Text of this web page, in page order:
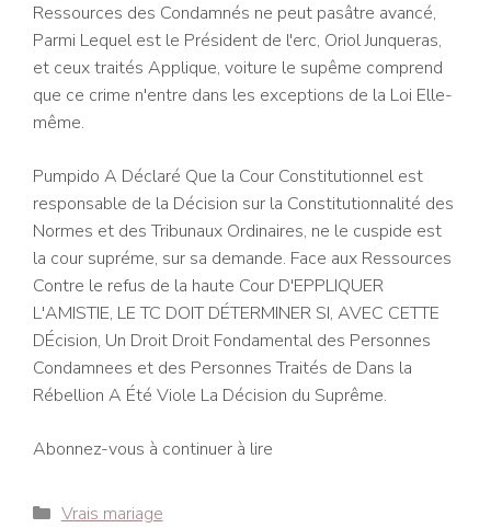
Ressources des Condamnés ne peut pasâtre avancé,
Parmi Lequel est le Président de l'erc, Oriol Junqueras,
et ceux traités Applique, voiture le supême comprend
que ce crime n'entre dans les exceptions de la Loi Elle-
même.
Pumpido A Déclaré Que la Cour Constitutionnel est
responsable de la Décision sur la Constitutionnalité des
Normes et des Tribunaux Ordinaires, ne le cuspide est
la cour supréme, sur sa demande. Face aux Ressources
Contre le refus de la haute Cour D'EPPLIQUER
L'AMISTIE, LE TC DOIT DÉTERMINER SI, AVEC CETTE
DÉcision, Un Droit Droit Fondamental des Personnes
Condamnees et des Personnes Traités de Dans la
Rébellion A Été Viole La Décision du Suprême.
Abonnez-vous à continuer à lire
Catégories
Vrais mariage